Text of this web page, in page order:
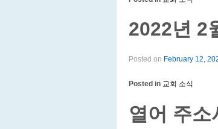
2022년 2
Posted on February 12,
Posted in 교회 소식
열어 주소